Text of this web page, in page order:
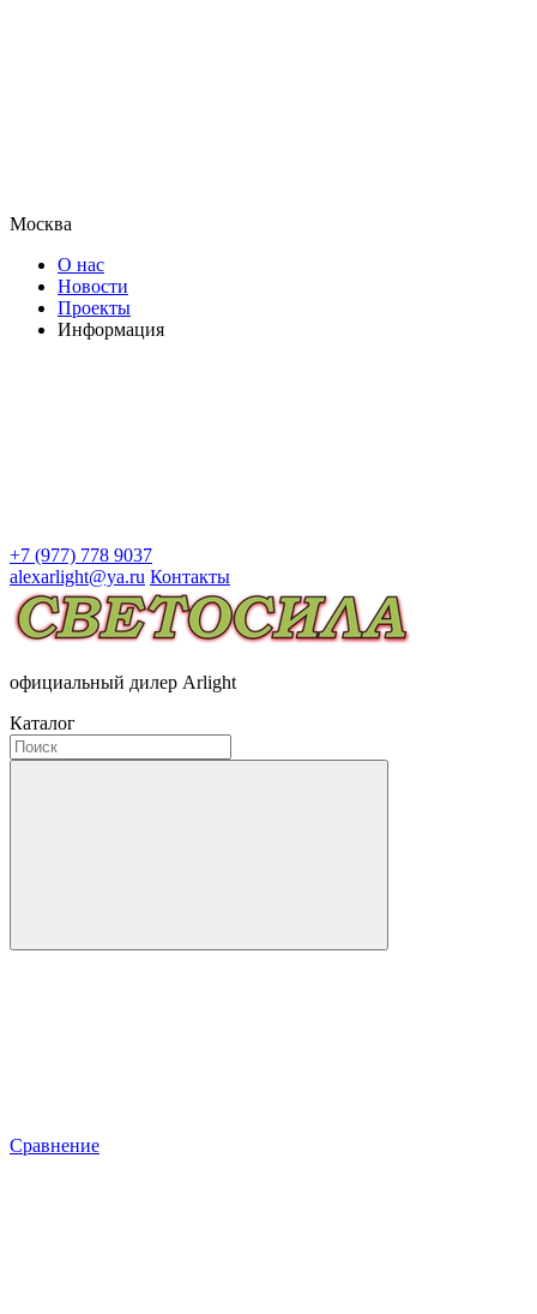
Москва
О нас
Новости
Проекты
Информация
+7 (977) 778 9037
alexarlight@ya.ru Контакты
официальный дилер Arlight
Каталог
Сравнение